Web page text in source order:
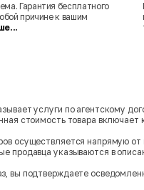
Гарантия бесплатного
причине к вашим
услуги по агентскому
стоимость товара
осуществляется напрямую
продавца указываются в
вы подтверждаете